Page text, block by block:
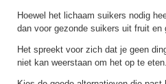
Hoewel het lichaam suikers nodig
dan voor gezonde suikers uit fruit en
Het spreekt voor zich dat je geen
niet kan weerstaan om het op te